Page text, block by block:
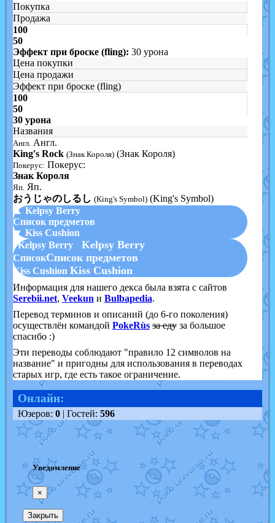
Покупка
Продажа
100
50
Эффект при броске (fling): 30 урона
Цена покупки
Цена продажи
Эффект при броске (fling)
100
50
30 урона
Названия
Англ. Англ.
King's Rock (Знак Короля) (Знак Короля)
Покерус: Покерус:
Знак Короля
Яп. Яп.
おうじゃのしるし (King's Symbol) (King's Symbol)
▲ Kelpsy Berry
Список предметов
▼ Kiss Cushion
Kelpsy Berry
Kelpsy Berry
СписокСписок предметов
Kiss Cushion Kiss Cushion
Информация для нашего декса была взята с сайтов
Serebii.net, Veekun и Bulbapedia.
Перевод терминов и описаний (до 6-го поколения)
осуществлён командой PokeRùs за едуза большое
спасибо :)
Эти переводы соблюдают "правило 12 символов на
название" и пригодны для использования в переводах
старых игр, где есть такое ограничение.
Онлайн:
Юзеров: 0| Гостей: 596
Уведомление
×
Закрыть